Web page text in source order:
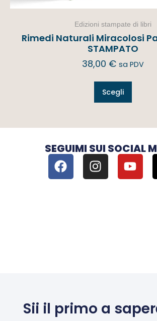
Edizioni stampate di libri
Rimedi Naturali Miracolosi
STAMPATO
38,00 € sa PDV
Scegli
SEGUIMI SUI SOCIAL
Sii il primo a